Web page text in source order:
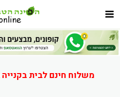
משלוח חינם לבית בקנייה